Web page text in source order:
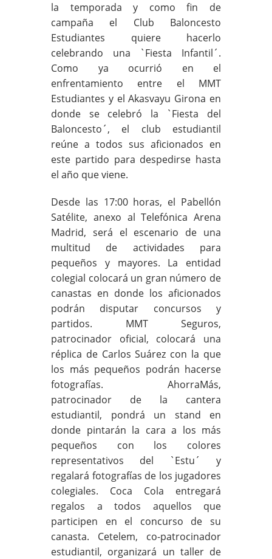
la temporada y como fin de
campaña el Club Baloncesto
Estudiantes quiere hacerlo
celebrando una `Fiesta Infantil´.
Como ya ocurrió en el
enfrentamiento entre el MMT
Estudiantes y el Akasvayu Girona en
donde se celebró la `Fiesta del
Baloncesto´, el club estudiantil
reúne a todos sus aficionados en
este partido para despedirse hasta
el año que viene.
Desde las 17:00 horas, el Pabellón
Satélite, anexo al Telefónica Arena
Madrid, será el escenario de una
multitud de actividades para
pequeños y mayores. La entidad
colegial colocará un gran número de
canastas en donde los aficionados
podrán disputar concursos y
partidos. MMT Seguros,
patrocinador oficial, colocará una
réplica de Carlos Suárez con la que
los más pequeños podrán hacerse
fotografías. AhorraMás,
patrocinador de la cantera
estudiantil, pondrá un stand en
donde pintarán la cara a los más
pequeños con los colores
representativos del `Estu´ y
regalará fotografías de los jugadores
colegiales. Coca Cola entregará
regalos a todos aquellos que
participen en el concurso de su
canasta. Cetelem, co-patrocinador
estudiantil, organizará un taller de